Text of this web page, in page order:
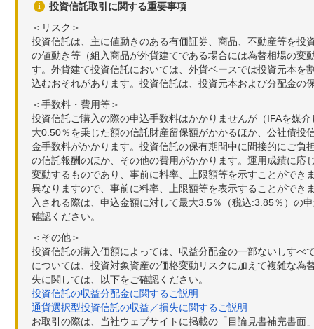
投資信託取引に関する重要事項
＜リスク＞
投資信託は、主に値動きのある有価証券、商品、不動産等を
の値動き等（組入商品が外貨建てである場合には為替相場の
す。外貨建て投資信託においては、外貨ベースでは投資元本
込むおそれがあります。投資信託は、投資元本および分配金の
＜手数料・費用等＞
投資信託ご購入の際の申込手数料はかかりませんが（IFAを媒
大0.50％を乗じた額の信託財産留保額がかかるほか、公社債
金手数料がかかります。投資信託の保有期間中に間接的にご
の信託報酬のほか、その他の費用がかかります。運用成績に
変動するものであり、事前に料率、上限額等を示すことがで
異なりますので、事前に料率、上限額等を表示することがで
入される際は、申込金額に対して最大3.5％（税込:3.85％）の
確認ください。
＜その他＞
投資信託の購入価額によっては、収益分配金の一部ないしす
については、投資対象資産の価格変動リスクに加えて複雑な
失に関しては、以下をご確認ください。
投資信託の収益分配金に関するご説明
通貨選択型投資信託の収益／損失に関するご説明
お取引の際は、当社ウェブサイトに掲載の「目論見書補完書